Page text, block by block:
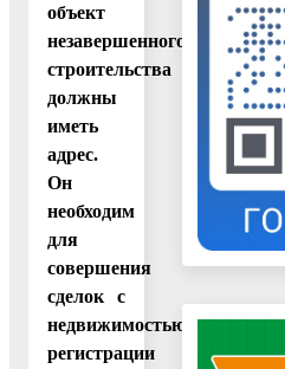
объект
незавершенного
строительства
должны
иметь
адрес.
Он
необходим
для
совершения
сделок с
недвижимостью,
регистрации